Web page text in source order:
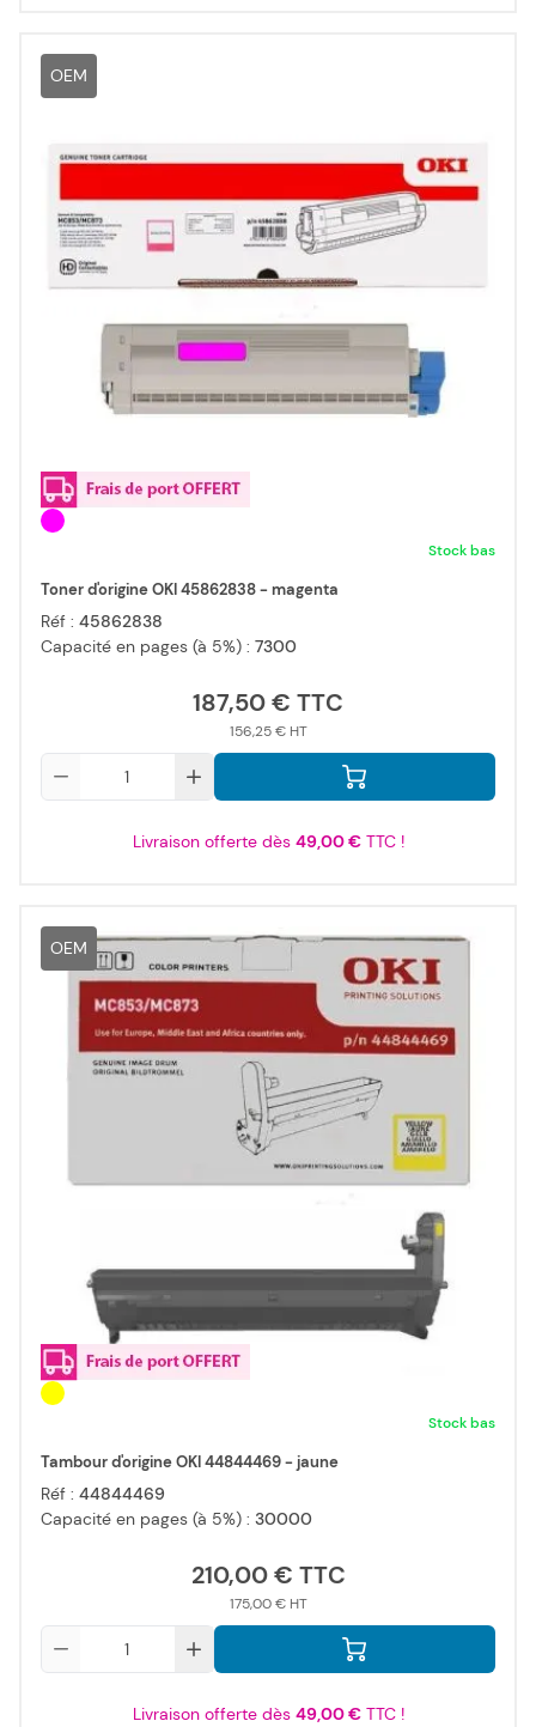
OEM
Stock bas
Toner d'origine OKI 45862838 - magenta
Réf : 45862838
Capacité en pages (à 5%) : 7300
187,50 €
156,25 €
Livraison offerte dès 49,00 €TTC !
OEM
Stock bas
Tambour d'origine OKI 44844469 - jaune
Réf : 44844469
Capacité en pages (à 5%) : 30000
210,00 €
175,00 €
Livraison offerte dès 49,00 €TTC !